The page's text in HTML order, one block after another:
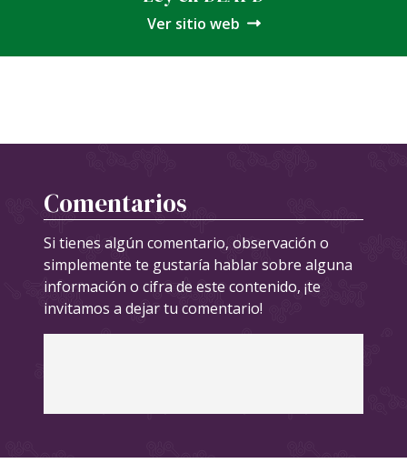
Ver sitio web
Comentarios
Si tienes algún comentario, observación o
simplemente te gustaría hablar sobre alguna
información o cifra de este contenido, ¡te
invitamos a dejar tu comentario!